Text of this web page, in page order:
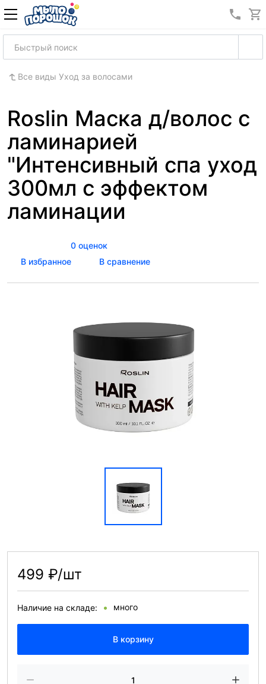
8
Все виды Уход за волосами
Roslin Маска д/волос с
ламинарией
"Интенсивный спа уход
300мл с эффектом
ламинации
0 оценок
В избранное
В сравнение
499 ₽/шт
Наличие на складе: много
В корзину